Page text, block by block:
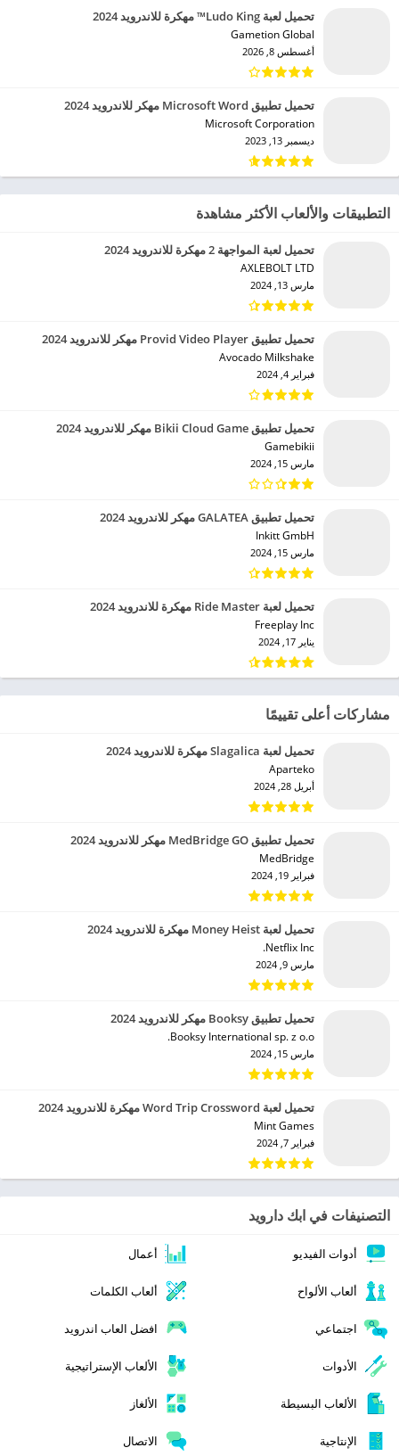
تحميل لعبة Ludo King™ مهكرة للاندرويد 2024
Gametion Global‏
أغسطس 8, 2026
تحميل تطبيق Microsoft Word مهكر للاندرويد 2024
Microsoft Corporation‏
ديسمبر 13, 2023
التطبيقات والألعاب الأكثر مشاهدة
تحميل لعبة المواجهة 2 مهكرة للاندرويد 2024
AXLEBOLT LTD‏
مارس 13, 2024
تحميل تطبيق Provid Video Player مهكر للاندرويد 2024
Avocado Milkshake‏
فبراير 4, 2024
تحميل تطبيق Bikii Cloud Game مهكر للاندرويد 2024
Gamebikii‏
مارس 15, 2024
تحميل تطبيق GALATEA مهكر للاندرويد 2024
Inkitt GmbH‏
مارس 15, 2024
تحميل لعبة Ride Master مهكرة للاندرويد 2024
Freeplay Inc‏
يناير 17, 2024
مشاركات أعلى تقييمًا
تحميل لعبة Slagalica مهكرة للاندرويد 2024
Aparteko‏
أبريل 28, 2024
تحميل تطبيق MedBridge GO مهكر للاندرويد 2024
MedBridge‏
فبراير 19, 2024
تحميل لعبة Money Heist مهكرة للاندرويد 2024
Netflix Inc.‏
مارس 9, 2024
تحميل تطبيق Booksy مهكر للاندرويد 2024
Booksy International sp. z o.o.‏
مارس 15, 2024
تحميل لعبة Word Trip Crossword مهكرة للاندرويد 2024
Mint Games‏
فبراير 7, 2024
التصنيفات في ابك دارويد
أدوات الفيديو أعمال
ألعاب الألواح ألعاب الكلمات
اجتماعي افضل العاب اندرويد
الأدوات الألعاب الإستراتيجية
الألعاب البسيطة الألغاز
الإنتاجية الاتصال